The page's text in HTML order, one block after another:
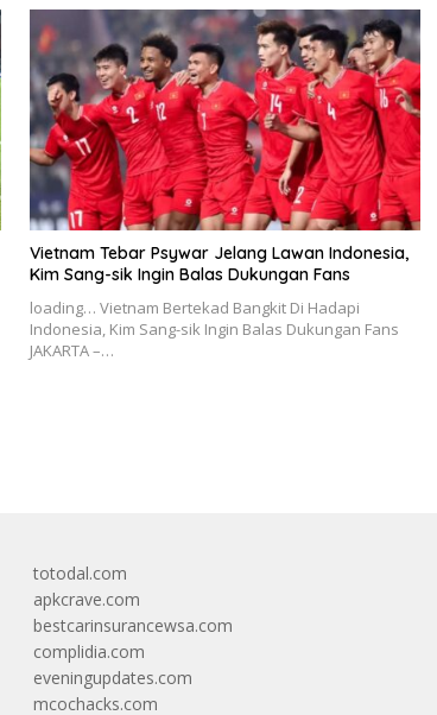
Vietnam Tebar Psywar Jelang Lawan Indonesia,
Kim Sang-sik Ingin Balas Dukungan Fans
loading… Vietnam Bertekad Bangkit Di Hadapi
Indonesia, Kim Sang-sik Ingin Balas Dukungan Fans
JAKARTA –…
totodal.com
apkcrave.com
bestcarinsurancewsa.com
complidia.com
eveningupdates.com
mcochacks.com